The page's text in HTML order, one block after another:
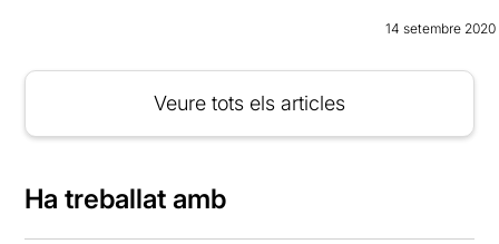
14 setembre 2020
Veure tots els articles
Ha treballat amb